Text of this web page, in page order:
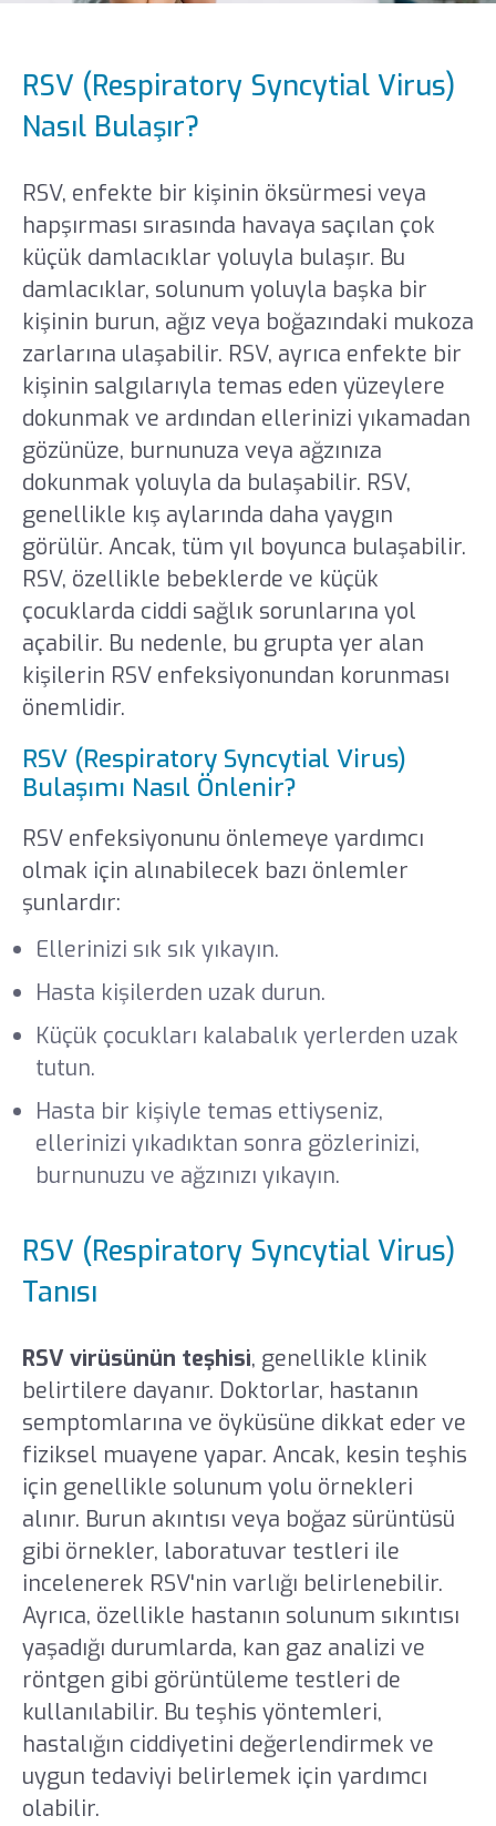
RSV (Respiratory Syncytial Virus)
Nasıl Bulaşır?
RSV, enfekte bir kişinin öksürmesi veya
hapşırması sırasında havaya saçılan çok
küçük damlacıklar yoluyla bulaşır. Bu
damlacıklar, solunum yoluyla başka bir
kişinin burun, ağız veya boğazındaki mukoza
zarlarına ulaşabilir. RSV, ayrıca enfekte bir
kişinin salgılarıyla temas eden yüzeylere
dokunmak ve ardından ellerinizi yıkamadan
gözünüze, burnunuza veya ağzınıza
dokunmak yoluyla da bulaşabilir. RSV,
genellikle kış aylarında daha yaygın
görülür. Ancak, tüm yıl boyunca bulaşabilir.
RSV, özellikle bebeklerde ve küçük
çocuklarda ciddi sağlık sorunlarına yol
açabilir. Bu nedenle, bu grupta yer alan
kişilerin RSV enfeksiyonundan korunması
önemlidir.
RSV (Respiratory Syncytial Virus)
Bulaşımı Nasıl Önlenir?
RSV enfeksiyonunu önlemeye yardımcı
olmak için alınabilecek bazı önlemler
şunlardır:
Ellerinizi sık sık yıkayın.
Hasta kişilerden uzak durun.
Küçük çocukları kalabalık yerlerden uzak
tutun.
Hasta bir kişiyle temas ettiyseniz,
ellerinizi yıkadıktan sonra gözlerinizi,
burnunuzu ve ağzınızı yıkayın.
RSV (Respiratory Syncytial Virus)
Tanısı
RSV virüsünün teşhisi, genellikle klinik
belirtilere dayanır. Doktorlar, hastanın
semptomlarına ve öyküsüne dikkat eder ve
fiziksel muayene yapar. Ancak, kesin teşhis
için genellikle solunum yolu örnekleri
alınır. Burun akıntısı veya boğaz sürüntüsü
gibi örnekler, laboratuvar testleri ile
incelenerek RSV'nin varlığı belirlenebilir.
Ayrıca, özellikle hastanın solunum sıkıntısı
yaşadığı durumlarda, kan gaz analizi ve
röntgen gibi görüntüleme testleri de
kullanılabilir. Bu teşhis yöntemleri,
hastalığın ciddiyetini değerlendirmek ve
uygun tedaviyi belirlemek için yardımcı
olabilir.